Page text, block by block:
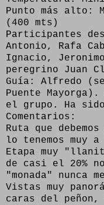
Punto más alto:
(400 mts)
Participantes
Antonio, Rafa
Ignacio,
peregrino Juan
Guía: Alfredo
Puente
el grupo. Ha
Comentarios:
Ruta que
lo tenemos muy
Etapa muy
de casi el 20%
"monada" nunca
Vistas muy
caras del